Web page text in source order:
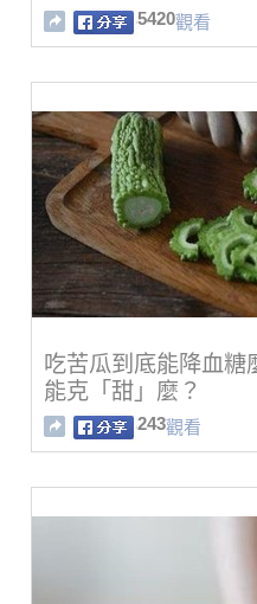
5420觀看
吃苦瓜到底能降血糖
能克「甜」麼？
243觀看